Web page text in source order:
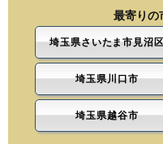
最寄りの
埼玉県さいたま市見沼
埼玉県川口市
埼玉県越谷市